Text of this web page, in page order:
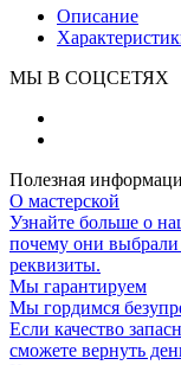
Описание
МЫ В СОЦСЕТЯХ
Полезная
О мастерской
Узнайте больше о
почему они
реквизиты.
Мы гарантируем
Мы гордимся
Если качество
сможете вернуть